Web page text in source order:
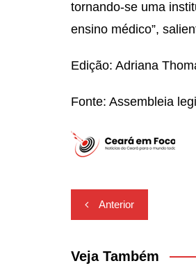
tornando-se uma
ensino médico”,
Edição: Adriana
Fonte: Assembleia
Navegação
de
Post
Anterior
Veja Também